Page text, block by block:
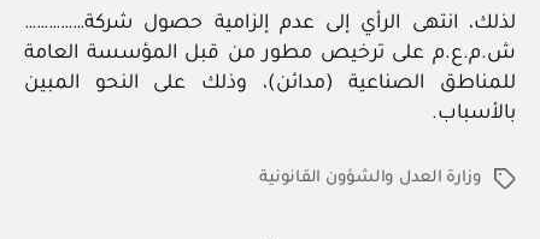
لذلك، انتهى الرأي إلى عدم إلزامية حصول شركة……………
ش.م.ع.م على ترخيص مطور من قبل المؤسسة العامة
للمناطق الصناعية (مدائن)، وذلك على النحو المبين
بالأسباب.
الوسوموزارة العدل والشؤون القانونية